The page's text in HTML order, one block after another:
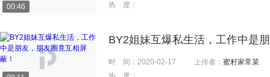
00:46
热 度：
BY2姐妹互爆私生活，工作中是
时 间： 2020-02-17 上传者： 蜜籽家常菜